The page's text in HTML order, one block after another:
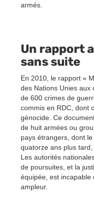
armés.
Un rapport
sans suite
En 2010, le rapport «
des Nations Unies aux
de 600 crimes de
commis en RDC, dont
génocide. Ce
de huit armées ou
pays étrangers, dont le
quatorze ans plus tard,
Les autorités
de poursuites, et la
équipée, est incapable
ampleur.